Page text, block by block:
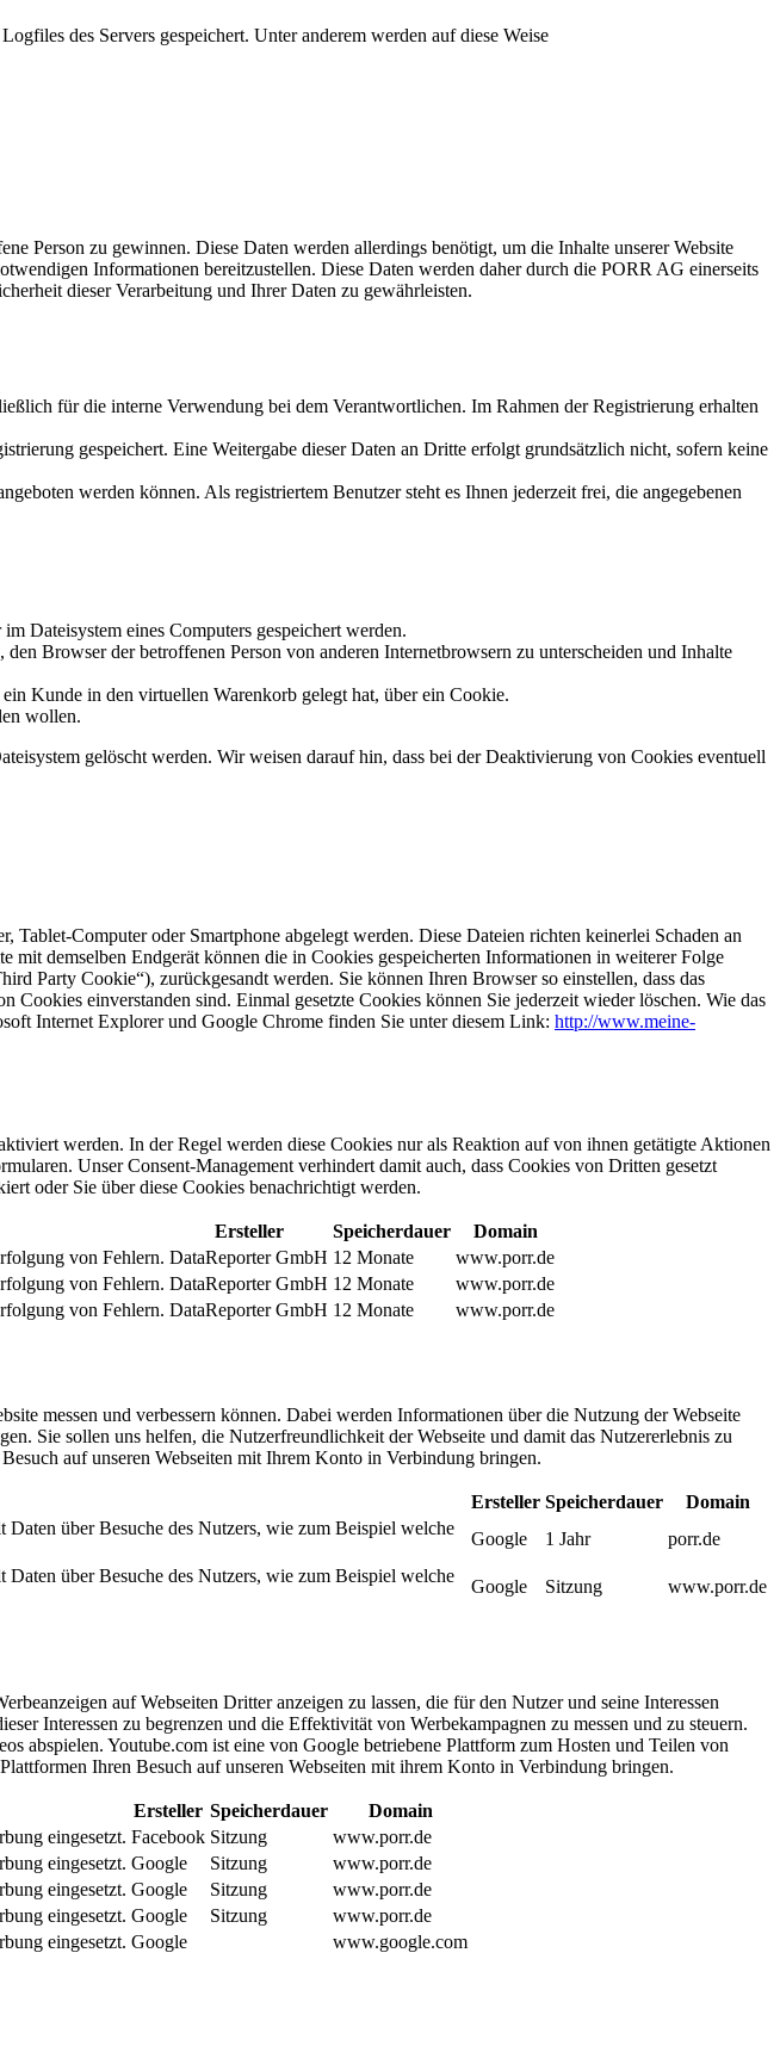
des Servers gespeichert. Unter anderem werden auf diese Weise
Person zu gewinnen. Diese Daten werden allerdings benötigt, um die Inhalte unserer Website
Informationen bereitzustellen. Diese Daten werden daher durch die PORR AG einerseits
dieser Verarbeitung und Ihrer Daten zu gewährleisten.
für die interne Verwendung bei dem Verantwortlichen. Im Rahmen der Registrierung erhalten
gespeichert. Eine Weitergabe dieser Daten an Dritte erfolgt grundsätzlich nicht, sofern keine
werden können. Als registriertem Benutzer steht es Ihnen jederzeit frei, die angegebenen
Dateisystem eines Computers gespeichert werden.
Browser der betroffenen Person von anderen Internetbrowsern zu unterscheiden und Inhalte
Kunde in den virtuellen Warenkorb gelegt hat, über ein Cookie.
wollen.
gelöscht werden. Wir weisen darauf hin, dass bei der Deaktivierung von Cookies eventuell
Computer oder Smartphone abgelegt werden. Diese Dateien richten keinerlei Schaden an
demselben Endgerät können die in Cookies gespeicherten Informationen in weiterer Folge
Party Cookie“), zurückgesandt werden. Sie können Ihren Browser so einstellen, dass das
einverstanden sind. Einmal gesetzte Cookies können Sie jederzeit wieder löschen. Wie das
Internet Explorer und Google Chrome finden Sie unter diesem Link: http://www.meine-
werden. In der Regel werden diese Cookies nur als Reaktion auf von ihnen getätigte Aktionen
Unser Consent-Management verhindert damit auch, dass Cookies von Dritten gesetzt
oder Sie über diese Cookies benachrichtigt werden.
Ersteller Speicherdauer
Domain
von Fehlern. DataReporter GmbH 12 Monate
www.porr.de
von Fehlern. DataReporter GmbH 12 Monate
www.porr.de
von Fehlern. DataReporter GmbH 12 Monate www.porr.de
messen und verbessern können. Dabei werden Informationen über die Nutzung der Webseite
Sie sollen uns helfen, die Nutzerfreundlichkeit der Webseite und damit das Nutzererlebnis zu
auf unseren Webseiten mit Ihrem Konto in Verbindung bringen.
Ersteller Speicherdauer
Domain
über Besuche des Nutzers, wie zum Beispiel welche
Google 1 Jahr
porr.de
über Besuche des Nutzers, wie zum Beispiel welche
Google Sitzung www.porr.de
auf Webseiten Dritter anzeigen zu lassen, die für den Nutzer und seine Interessen
Interessen zu begrenzen und die Effektivität von Werbekampagnen zu messen und zu steuern.
abspielen. Youtube.com ist eine von Google betriebene Plattform zum Hosten und Teilen von
Ihren Besuch auf unseren Webseiten mit ihrem Konto in Verbindung bringen.
Ersteller Speicherdauer
Domain
eingesetzt. Facebook Sitzung
www.porr.de
eingesetzt. Google Sitzung
www.porr.de
eingesetzt. Google Sitzung
www.porr.de
eingesetzt. Google Sitzung
www.porr.de
eingesetzt. Google www.google.com